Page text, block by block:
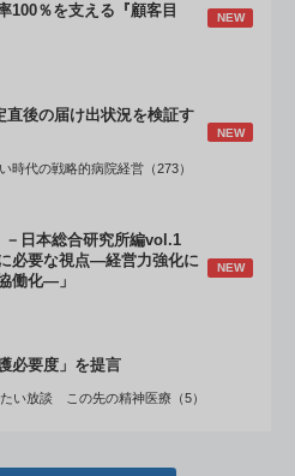
％を支える『顧客目
NEW
直後の届け出状況を検証す
NEW
時代の戦略的病院経営（273）
－日本総合研究所編vol.1
必要な視点―経営力強化に
働化―」
NEW
必要度」を提言
い放談 この先の精神医療（5）